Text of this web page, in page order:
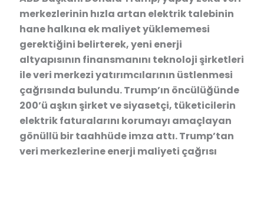
merkezlerinin hızla artan elektrik talebinin
hane halkına ek maliyet yüklememesi
gerektiğini belirterek, yeni enerji
altyapısının finansmanını teknoloji şirketleri
ile veri merkezi yatırımcılarının üstlenmesi
çağrısında bulundu. Trump’ın öncülüğünde
200’ü aşkın şirket ve siyasetçi, tüketicilerin
elektrik faturalarını korumayı amaçlayan
gönüllü bir taahhüde imza attı. Trump’tan
veri merkezlerine enerji maliyeti çağrısı